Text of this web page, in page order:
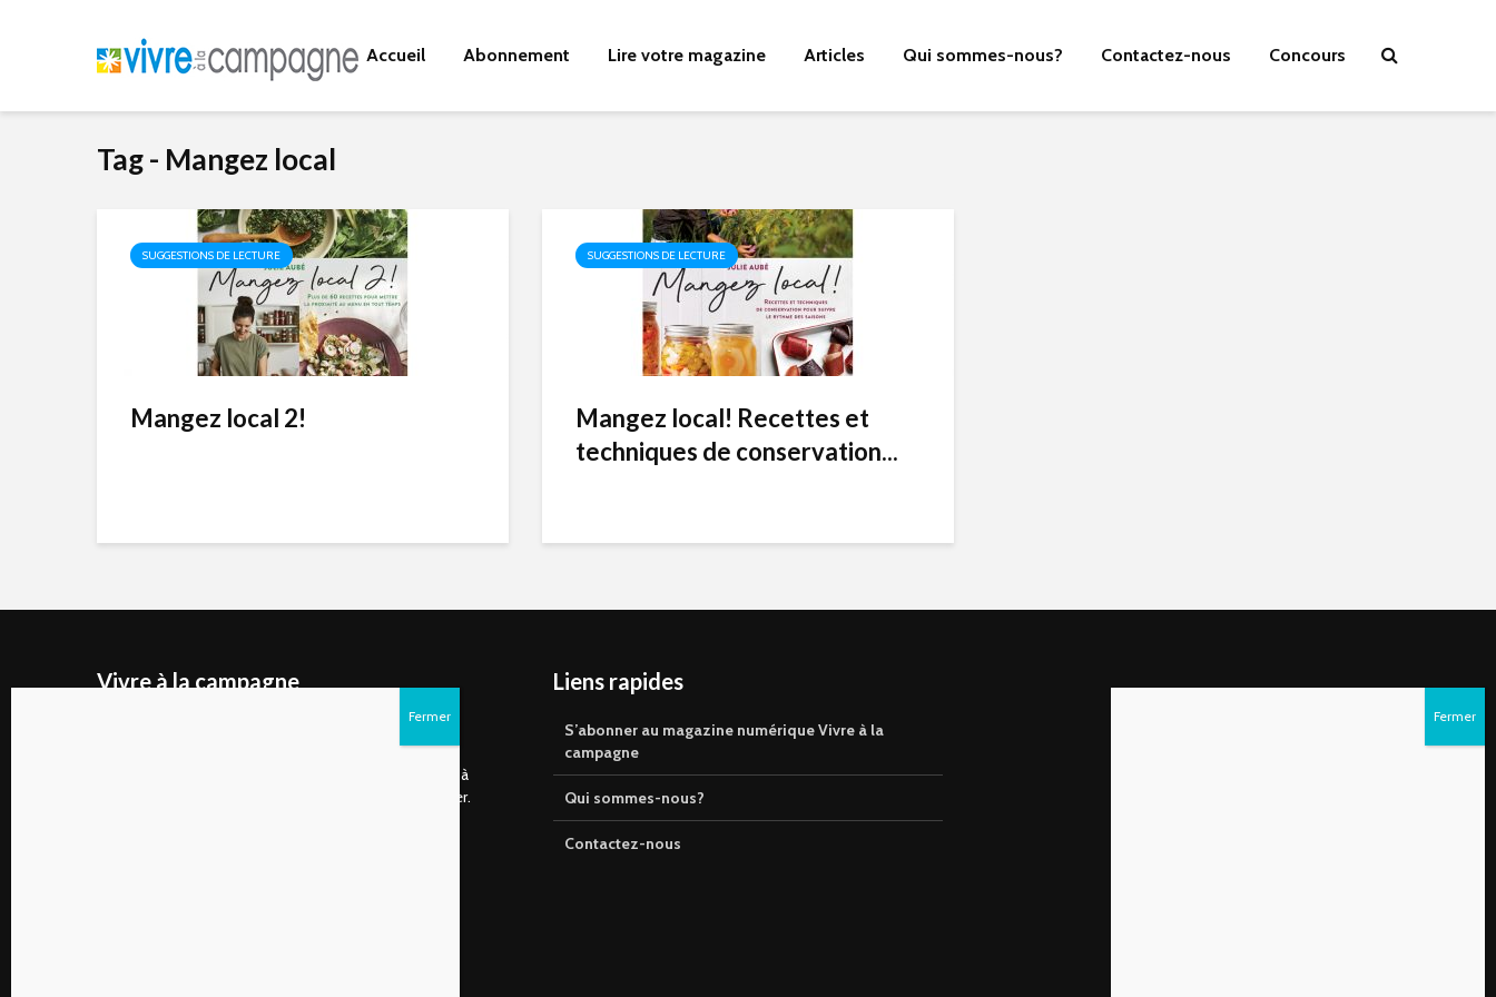
Accueil Abonnement Lire votre magazine Articles Qui sommes-nous? Contactez-nous Concours
Tag - Mangez local
SUGGESTIONS DE LECTURE
Mangez local 2!
SUGGESTIONS DE LECTURE
Mangez local! Recettes et
techniques de conservation...
Vivre à la campagne
magazine numérique publié deux fois par année qui
s’adresse d’abord aux gens de plus en plus nombreux à
choisir de vivre à la campagne ou à rêver de s’y installer.
Liens rapides
S’abonner au magazine numérique Vivre à la
campagne
Qui sommes-nous?
Contactez-nous